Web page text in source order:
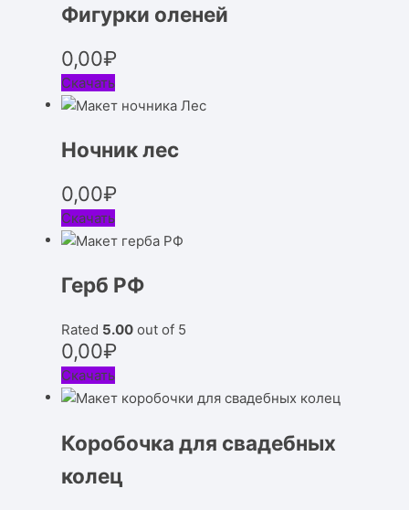
Фигурки оленей
0,00₽
Скачать
Ночник лес
0,00₽
Скачать
Герб РФ
Rated 5.00 out of 5
0,00₽
Скачать
Коробочка для свадебных
колец